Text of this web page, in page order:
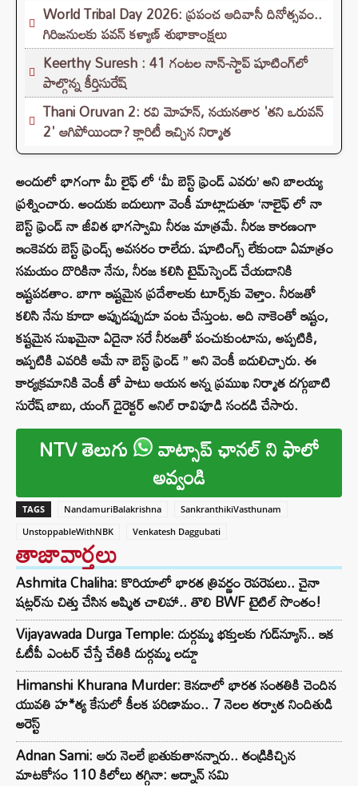
World Tribal Day 2026: ప్రపంచ ఆదివాసీ దినోత్సవం..
గిరిజనులకు పవన్ కళ్యాణ్ శుభాకాంక్షలు
Keerthy Suresh : 41 గంటల నాన్-స్టాప్ షూటింగ్‌లో
పాల్గొన్న కీర్తిసురేష్‌
Thani Oruvan 2: రవి మోహన్, నయనతార 'తని ఒరువన్
2' ఆగిపోయిందా? క్లారిటీ ఇచ్చిన నిర్మాత
అందులో భాగంగా మీ లైఫ్ లో ‘మీ బెస్ట్‌ ఫ్రెండ్‌ ఎవరు’ అని బాలయ్య
ప్రశ్నించారు. అందుకు బదులుగా వెంకీ మాట్లాడుతూ ‘నాలైఫ్ లో నా
బెస్ట్ ఫ్రెండ్ నా జీవిత భాగస్వామి నీరజ మాత్రమే. నీరజ కారణంగా
ఇంకెవరు బెస్ట్‌ ఫ్రెండ్స్‌ అవసరం రాలేదు. షూటింగ్స్ లేకుండా ఏమాత్రం
సమయం దొరికినా నేను, నీరజ కలిసి టైమ్‌స్పెండ్‌ చేయడానికి
ఇష్టపడతాం. బాగా ఇష్టమైన ప్రదేశాలకు టూర్స్‌కు వెళ్తాం. నీరజతో
కలిసి నేను కూడా అప్పుడప్పుడూ వంట చేస్తుంట. అది నాకెంతో ఇష్టం,
కష్టమైన సుఖమైనా ఏదైనా సరే నీరజతో పంచుకుంటాను, అప్పటికి,
ఇప్పటికి ఎవరికి ఆమే నా బెస్ట్ ఫ్రెండ్ ’’ అని వెంకీ బదులిచ్చారు. ఈ
కార్యక్రమానికి వెంకీ తో పాటు ఆయన అన్న ప్రముఖ నిర్మాత దగ్గుబాటి
సురేష్ బాబు, యంగ్ డైరెక్టర్ అనిల్ రావిపూడి సందడి చేసారు.
NTV తెలుగు వాట్సాప్ ఛానల్ ని ఫాలో
అవ్వండి
TAGS NandamuriBalakrishna
SankranthikiVasthunam
UnstoppableWithNBK
Venkatesh Daggubati
తాజావార్తలు
Ashmita Chaliha: కొరియాలో భారత త్రివర్ణం రెపరెపలు.. చైనా
షట్లర్‌ను చిత్తు చేసిన అష్మిత చాలిహా.. తొలి BWF టైటిల్ సొంతం!
Vijayawada Durga Temple: దుర్గమ్మ భక్తులకు గుడ్‌న్యూస్.. ఇక
ఓటీపీ ఎంటర్ చేస్తే చేతికి దుర్గమ్మ లడ్డూ
Himanshi Khurana Murder: కెనడాలో భారత సంతతికి చెందిన
యువతి హ*త్య కేసులో కీలక పరిణామం.. 7 నెలల తర్వాత నిందితుడి
అరెస్ట్
Adnan Sami: ఆరు నెలలే బ్రతుకుతానన్నారు.. తండ్రికిచ్చిన
మాటకోసం 110 కిలోలు తగ్గినా: అద్నాన్ సమి